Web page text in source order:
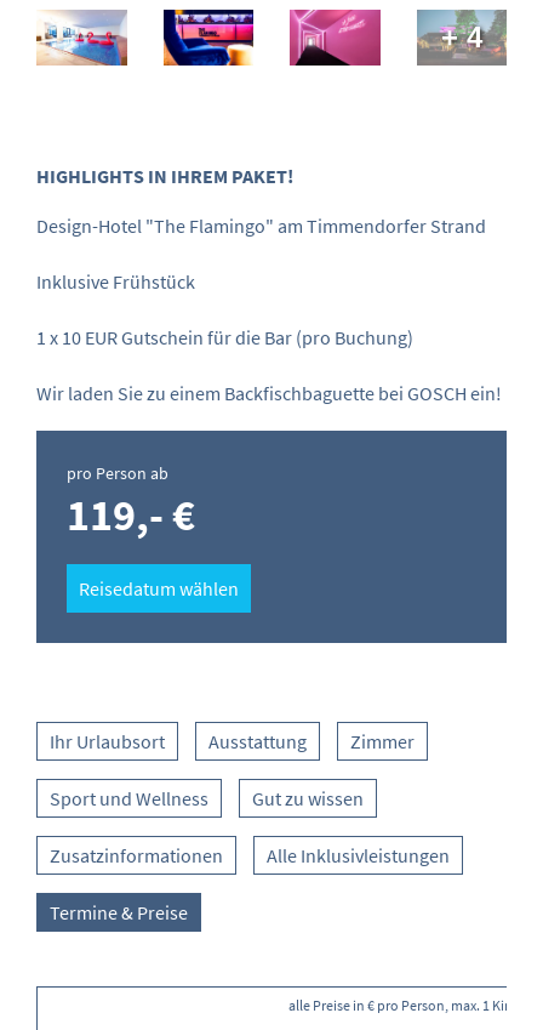
+ 4
HIGHLIGHTS IN IHREM PAKET!
Design-Hotel "The Flamingo" am Timmendorfer Strand
Inklusive Frühstück
1 x 10 EUR Gutschein für die Bar (pro Buchung)
Wir laden Sie zu einem Backfischbaguette bei GOSCH ein!
pro Person ab
119,- €
Reisedatum wählen
Ihr Urlaubsort Ausstattung Zimmer
Sport und Wellness Gut zu wissen
Zusatzinformationen Alle Inklusivleistungen
Termine & Preise
alle Preise in € pro Person, max. 1